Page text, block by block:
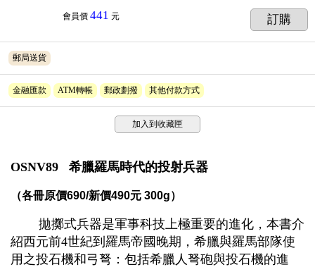
會員價 441 元 訂購
郵局送貨
金融匯款 ATM轉帳 郵政劃撥 其他付款方式
加入到收藏匣
OSNV89 希臘羅馬時代的投射兵器
（各冊原價690/新價490元 300g）
拋擲式兵器是軍事科技上極重要的進化，本書介
紹西元前4世紀到羅馬帝國晚期，希臘與羅馬部隊使
用之投石機和弓弩：包括希臘人弩砲與投石機的進